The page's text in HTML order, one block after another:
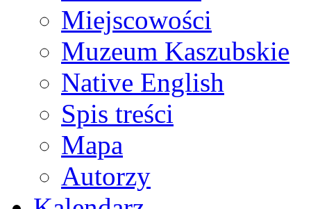
Miejscowości
Muzeum Kaszubskie
Native English
Spis treści
Mapa
Autorzy